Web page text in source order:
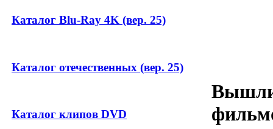
Каталог Blu-Ray 4K (вер. 25)
Каталог отечественных (вер. 25)
Каталог клипов DVD
Вышли